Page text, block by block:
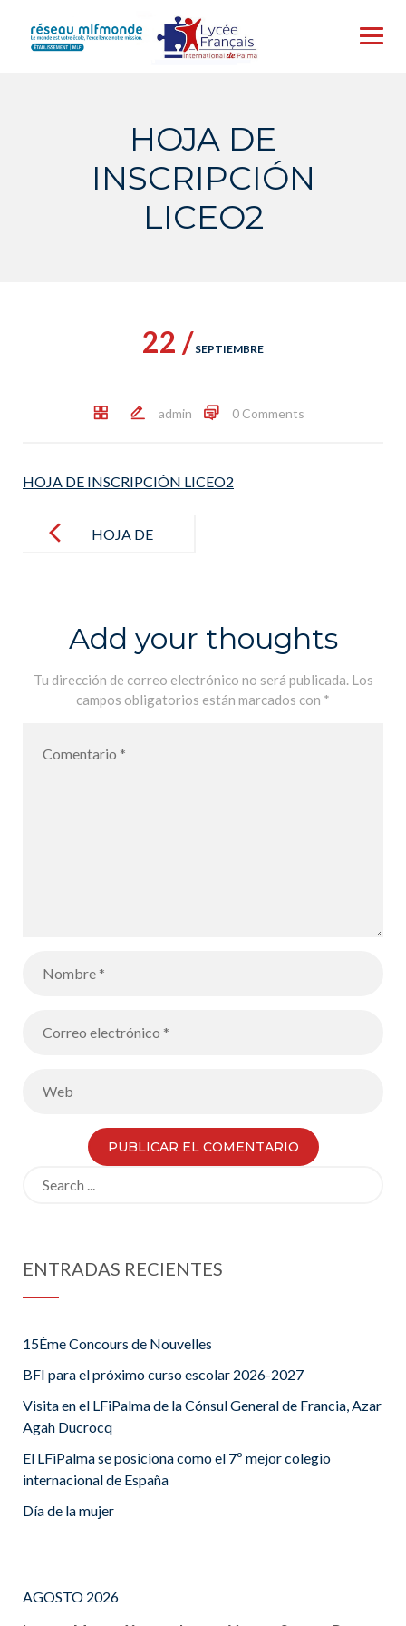
content
HOJA DE
INSCRIPCIÓN
LICEO2
22 / SEPTIEMBRE
admin 0 Comments
HOJA DE INSCRIPCIÓN LICEO2
navigation
HOJA DE
Add your thoughts
Tu dirección de correo electrónico no será publicada. Los
campos obligatorios están marcados con *
ENTRADAS RECIENTES
15Ème Concours de Nouvelles
BFI para el próximo curso escolar 2026-2027
Visita en el LFiPalma de la Cónsul General de Francia, Azar
Agah Ducrocq
El LFiPalma se posiciona como el 7º mejor colegio
internacional de España
Día de la mujer
AGOSTO 2026